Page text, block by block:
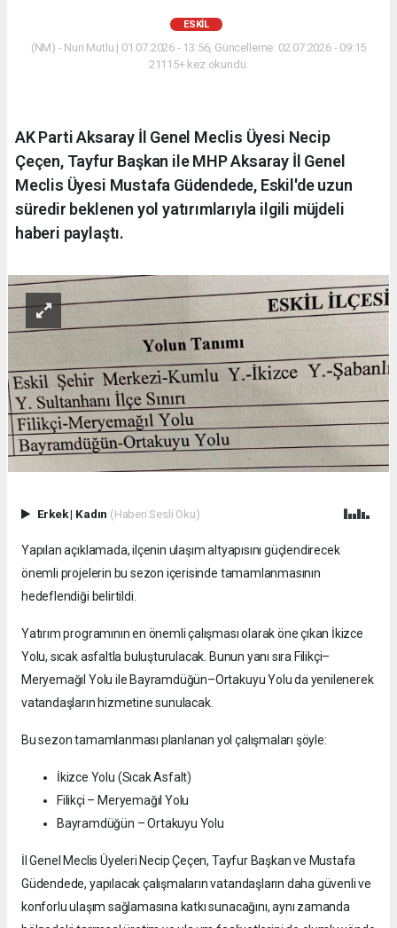
ESKİL
(NM) - Nuri Mutlu | 01.07.2026 - 13:56, Güncelleme: 02.07.2026 - 09:15
21115+ kez okundu.
AK Parti Aksaray İl Genel Meclis Üyesi Necip
Çeçen, Tayfur Başkan ile MHP Aksaray İl Genel
Meclis Üyesi Mustafa Güdendede, Eskil'de uzun
süredir beklenen yol yatırımlarıyla ilgili müjdeli
haberi paylaştı.
Erkek| Kadın (Haberi Sesli Oku)
Yapılan açıklamada, ilçenin ulaşım altyapısını güçlendirecek
önemli projelerin bu sezon içerisinde tamamlanmasının
hedeflendiği belirtildi.
Yatırım programının en önemli çalışması olarak öne çıkan İkizce
Yolu, sıcak asfaltla buluşturulacak. Bunun yanı sıra Filikçi–
Meryemağıl Yolu ile Bayramdüğün–Ortakuyu Yolu da yenilenerek
vatandaşların hizmetine sunulacak.
Bu sezon tamamlanması planlanan yol çalışmaları şöyle:
İkizce Yolu (Sıcak Asfalt)
Filikçi – Meryemağıl Yolu
Bayramdüğün – Ortakuyu Yolu
İl Genel Meclis Üyeleri Necip Çeçen, Tayfur Başkan ve Mustafa
Güdendede, yapılacak çalışmaların vatandaşların daha güvenli ve
konforlu ulaşım sağlamasına katkı sunacağını, aynı zamanda